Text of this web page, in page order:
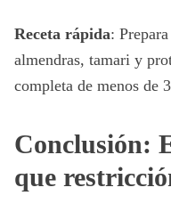
Receta rápida:
almendras, tamari y
completa de menos de
Conclusión:
que